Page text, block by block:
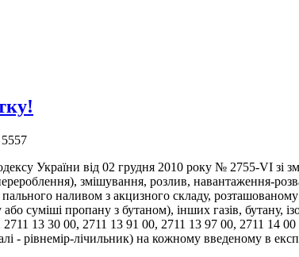
України від 02 грудня 2010 року № 2755-VI
змішування, розлив, навантаження-
наливом з акцизного складу,
або суміші пропану з бутаном), інших газів,
13 30 00, 2711 13 91 00, 2711 13 97 00, 2711 14
- рівнемір-лічильник) на кожному введеному в